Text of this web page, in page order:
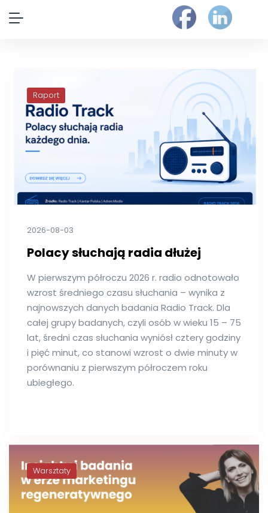
Raport
2026-08-03
Polacy słuchają radia dłużej
W pierwszym półroczu 2026 r. radio odnotowało
wzrost średniego czasu słuchania – wynika z
najnowszych danych badania Radio Track. Dla
całej grupy badanych, czyli osób w wieku 15 – 75
lat, średni czas słuchania wyniósł cztery godziny
i pięć minut, co stanowi wzrost o dwie minuty w
porównaniu z pierwszym półroczem roku
ubiegłego.
Warsztaty